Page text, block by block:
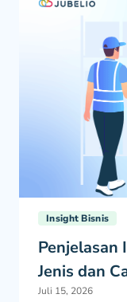
Insight Bisnis
Penjelasan
Jenis dan
Juli 15, 2026